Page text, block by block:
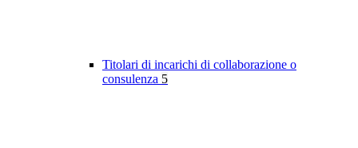
Titolari di incarichi di collaborazione o
consulenza 5